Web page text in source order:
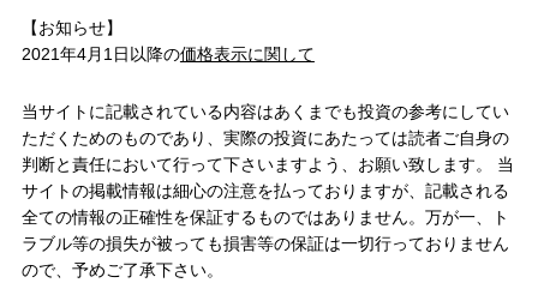
【お知らせ】
2021年4月1日以降の価格表示に関して
当サイトに記載されている内容はあくまでも投資の参考にしてい
ただくためのものであり、実際の投資にあたっては読者ご自身の
判断と責任において行って下さいますよう、お願い致します。 当
サイトの掲載情報は細心の注意を払っておりますが、記載される
全ての情報の正確性を保証するものではありません。万が一、ト
ラブル等の損失が被っても損害等の保証は一切行っておりません
ので、予めご了承下さい。